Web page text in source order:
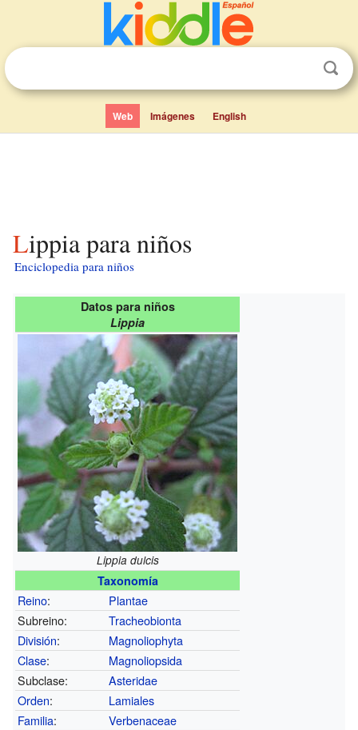
Web Imágenes English
Lippia para niños
Enciclopedia para niños
Datos para niños
Lippia
Lippia dulcis
Taxonomía
Reino:
Plantae
Subreino:
Tracheobionta
División:
Magnoliophyta
Clase:
Magnoliopsida
Subclase:
Asteridae
Orden:
Lamiales
Familia:
Verbenaceae